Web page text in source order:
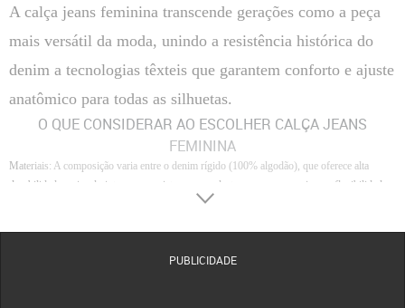
A calça jeans feminina transcende gerações como a peça
mais versátil da moda, unindo a resistência histórica do
denim a tecnologias têxteis que garantem conforto e ajuste
anatômico para todas as silhuetas.
O QUE CONSIDERAR AO ESCOLHER CALÇA JEANS
FEMININA
Materiais: A composição varia entre o denim rígido (100% algodão), que oferece alta
durabilidade e visual vintage, e as misturas com elastano, que proporcionam flexibilidade e
PUBLICIDADE